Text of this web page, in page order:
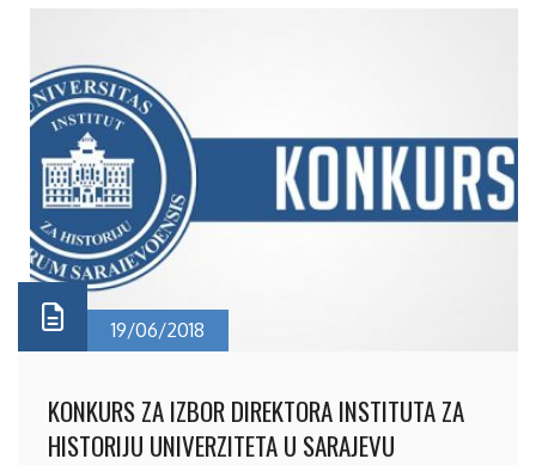
19/06/2018
KONKURS ZA IZBOR DIREKTORA INSTITUTA ZA
HISTORIJU UNIVERZITETA U SARAJEVU